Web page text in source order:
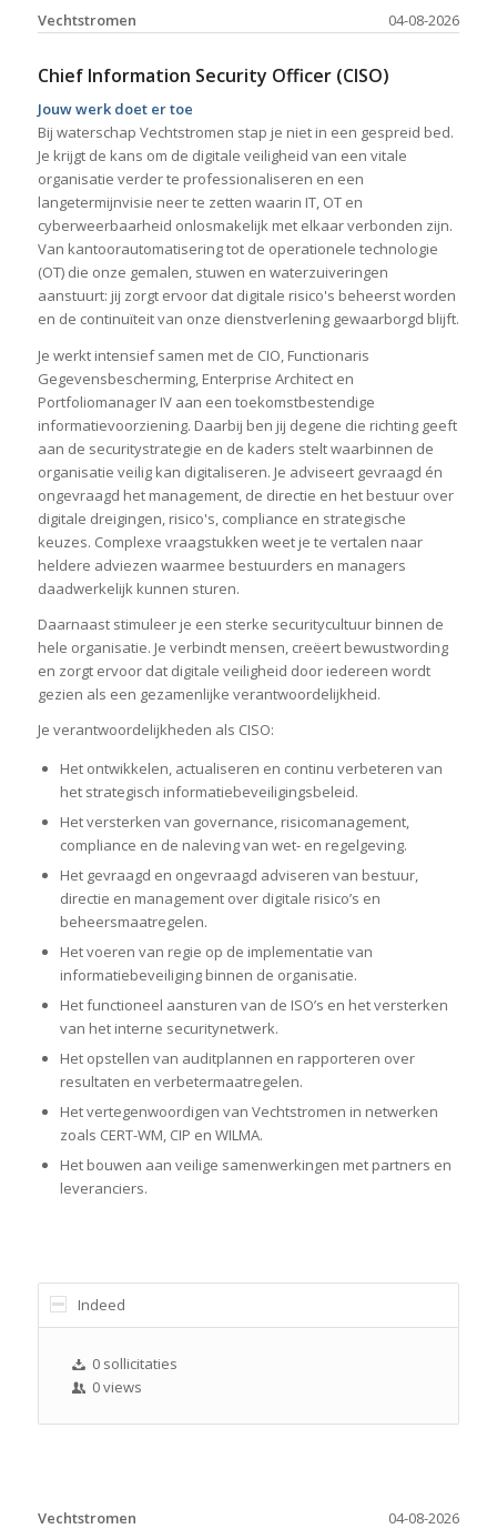
04-08-2026
Vechtstromen
Chief Information Security Officer (CISO)
Jouw werk doet er toe
Bij waterschap Vechtstromen stap je niet in een gespreid bed.
Je krijgt de kans om de digitale veiligheid van een vitale
organisatie verder te professionaliseren en een
langetermijnvisie neer te zetten waarin IT, OT en
cyberweerbaarheid onlosmakelijk met elkaar verbonden zijn.
Van kantoorautomatisering tot de operationele technologie
(OT) die onze gemalen, stuwen en waterzuiveringen
aanstuurt: jij zorgt ervoor dat digitale risico's beheerst worden
en de continuïteit van onze dienstverlening gewaarborgd blijft.
Je werkt intensief samen met de CIO, Functionaris
Gegevensbescherming, Enterprise Architect en
Portfoliomanager IV aan een toekomstbestendige
informatievoorziening. Daarbij ben jij degene die richting geeft
aan de securitystrategie en de kaders stelt waarbinnen de
organisatie veilig kan digitaliseren. Je adviseert gevraagd én
ongevraagd het management, de directie en het bestuur over
digitale dreigingen, risico's, compliance en strategische
keuzes. Complexe vraagstukken weet je te vertalen naar
heldere adviezen waarmee bestuurders en managers
daadwerkelijk kunnen sturen.
Daarnaast stimuleer je een sterke securitycultuur binnen de
hele organisatie. Je verbindt mensen, creëert bewustwording
en zorgt ervoor dat digitale veiligheid door iedereen wordt
gezien als een gezamenlijke verantwoordelijkheid.
Je verantwoordelijkheden als CISO:
Het ontwikkelen, actualiseren en continu verbeteren van
het strategisch informatiebeveiligingsbeleid.
Het versterken van governance, risicomanagement,
compliance en de naleving van wet- en regelgeving.
Het gevraagd en ongevraagd adviseren van bestuur,
directie en management over digitale risico’s en
beheersmaatregelen.
Het voeren van regie op de implementatie van
informatiebeveiliging binnen de organisatie.
Het functioneel aansturen van de ISO’s en het versterken
van het interne securitynetwerk.
Het opstellen van auditplannen en rapporteren over
resultaten en verbetermaatregelen.
Het vertegenwoordigen van Vechtstromen in netwerken
zoals CERT-WM, CIP en WILMA.
Het bouwen aan veilige samenwerkingen met partners en
leveranciers.
Indeed
0 sollicitaties
0 views
04-08-2026
Vechtstromen